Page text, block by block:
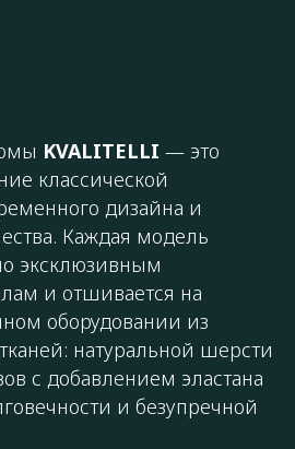
KVALITELLI — это
классической
дизайна и
Каждая модель
эксклюзивным
и отшивается на
оборудовании из
натуральной шерсти
с добавлением эластана
и безупречной